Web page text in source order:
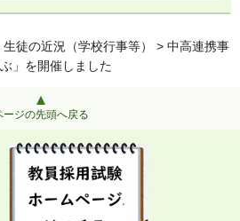
生徒の近況（学校行事等）
> 中高連携事
」を開催しました
ージの先頭へ戻る